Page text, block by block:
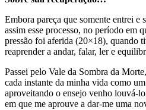
Embora pareça que somente entrei e
assim esse processo, no período em
pressão foi aferida (20×18), quando
reaprender a andar, falar, ler e
Passei pelo Vale da Sombra da
cada instante da minha vida como
aproveitando o ensejo venho louvá-
em que me aprouve a dar-me uma